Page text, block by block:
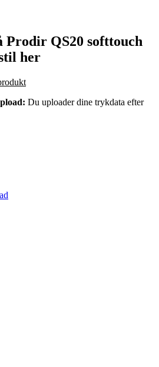
Prodir QS20 softtouch
her
Du uploader dine trykdata efter